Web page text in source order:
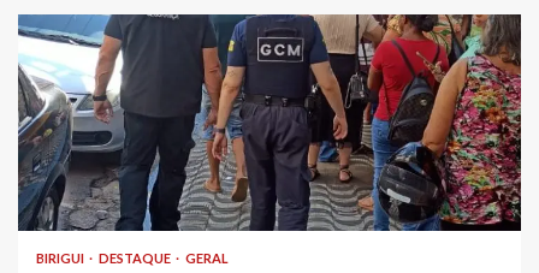
BIRIGUI DESTAQUE GERAL